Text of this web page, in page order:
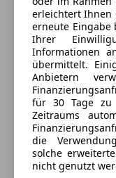
erleichtert Ihnen
erneute Eingabe
Ihrer
Informationen
übermittelt.
Anbietern
für 30 Tage zu
Zeitraums
die
solche
nicht genutzt